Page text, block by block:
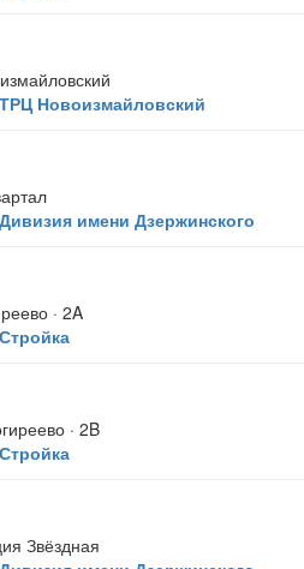
ТРЦ Новоизмайловский
Дивизия имени Дзержинского
· 2A
Стройка
· 2B
Стройка
Звёздная